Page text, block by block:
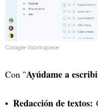
Google Workspace.
Con "Ayúdame a
Redacción de textos: